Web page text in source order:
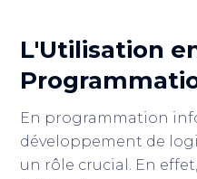
L'Utilisation
En programmation
développement de
un rôle crucial. En